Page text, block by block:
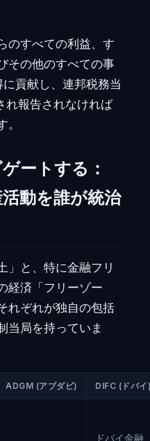
のすべての利益、す
その他のすべての事
貢献し、連邦税務当
れ報告されなければ
ートする：
動を誰が統治
」と、特に金融フリ
経済「フリーゾー
れぞれが独自の包括
当局を持っていま
ADGM (アブダビ) DIFC (ドバイ
ドバイ金融